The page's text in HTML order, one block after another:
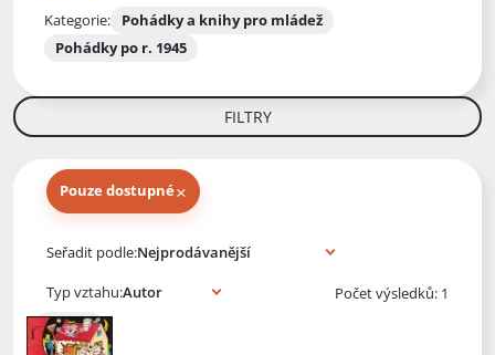
Kategorie:
Pohádky a knihy pro mládež
Pohádky po r. 1945
FILTRY
Pouze dostupné×
Seřadit podle:
Typ vztahu:
Počet výsledků: 1